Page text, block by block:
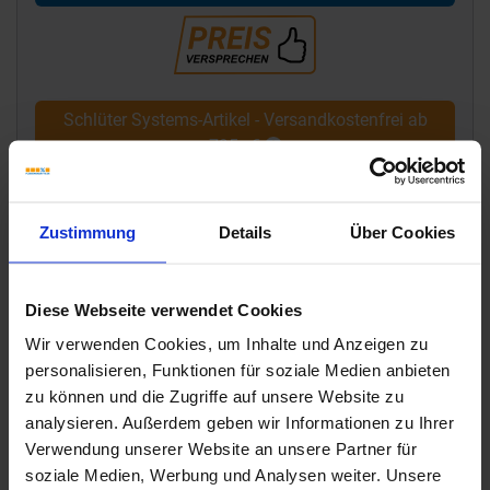
Zustimmung Details Über Cookies
Diese Webseite verwendet Cookies
Wir verwenden Cookies, um Inhalte und Anzeigen zu
personalisieren, Funktionen für soziale Medien anbieten
zu können und die Zugriffe auf unsere Website zu
analysieren. Außerdem geben wir Informationen zu Ihrer
Verwendung unserer Website an unsere Partner für
soziale Medien, Werbung und Analysen weiter. Unsere
Schlüter Systems-Artikel - Versandkostenfrei ab
795,- €